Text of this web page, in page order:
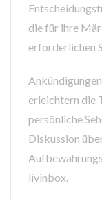
die für ihre
erforderlichen
erleichtern die
persönliche
Diskussion
livinbox.